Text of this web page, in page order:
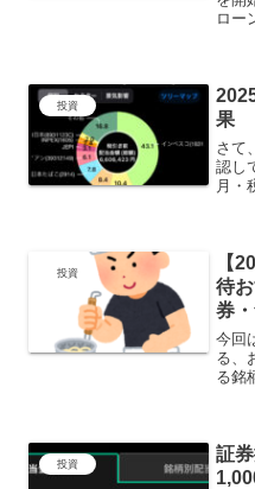
ロー
どの
投資
果
さて
認し
月・
増の
投資
【
待
券
厳選
今回
る、
る銘
家。
投資
証